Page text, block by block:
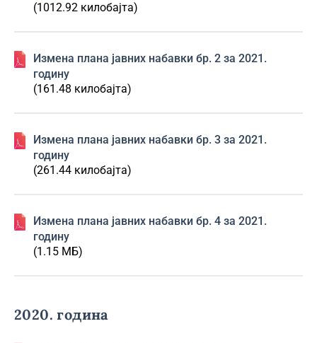
(1012.92 килобајта)
Изменa плана јавних набавки бр. 2 за 2021.
годину
(161.48 килобајта)
Изменa плана јавних набавки бр. 3 за 2021.
годину
(261.44 килобајта)
Изменa плана јавних набавки бр. 4 за 2021.
годину
(1.15 МБ)
2020. година